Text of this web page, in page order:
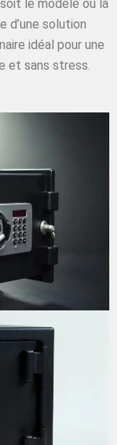
le modèle ou la
d’une solution
idéal pour une
et sans stress.